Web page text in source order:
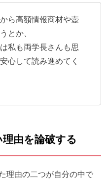
ら高額情報商材や壺
とか、
私も両学長さんも思
心して読み進めてく
由を論破する
理由の二つが自分の中で